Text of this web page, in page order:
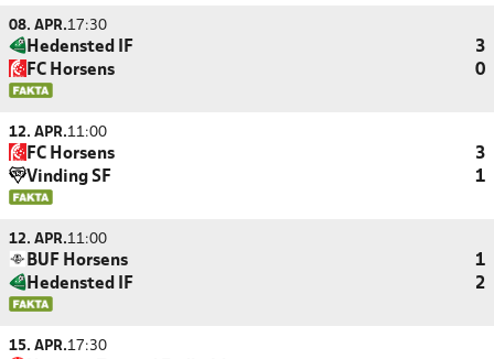
08. APR.17:30
Hedensted IF
3
FC Horsens
0
12. APR.11:00
FC Horsens
3
Vinding SF
1
12. APR.11:00
BUF Horsens
1
Hedensted IF
2
15. APR.17:30